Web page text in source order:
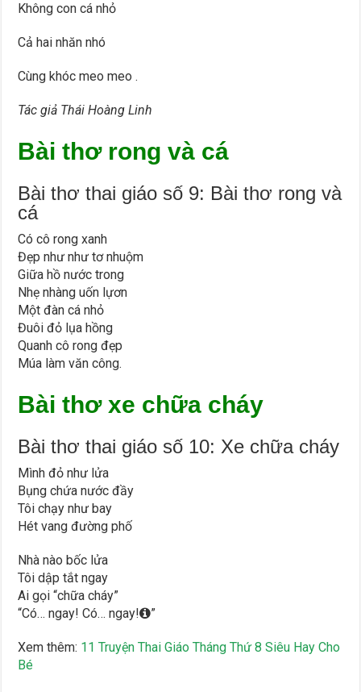
Không con cá nhỏ
Cả hai nhăn nhó
Cùng khóc meo meo .
Tác giả Thái Hoàng Linh
Bài thơ rong và cá
Bài thơ thai giáo số 9: Bài thơ rong và
cá
Có cô rong xanh
Đẹp như như tơ nhuộm
Giữa hồ nước trong
Nhẹ nhàng uốn lựơn
Một đàn cá nhỏ
Đuôi đỏ lụa hồng
Quanh cô rong đẹp
Múa làm văn công.
Bài thơ xe chữa cháy
Bài thơ thai giáo số 10: Xe chữa cháy
Mình đỏ như lửa
Bụng chứa nước đầy
Tôi chạy như bay
Hét vang đường phố
Nhà nào bốc lửa
Tôi dập tắt ngay
Ai gọi “chữa cháy”
“Có… ngay! Có… ngay! ”
Xem thêm: 11 Truyện Thai Giáo Tháng Thứ 8 Siêu Hay Cho
Bé